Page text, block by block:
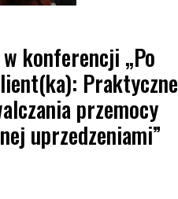
w konferencji „Po
Praktyczne
przemocy
uprzedzeniami”